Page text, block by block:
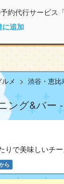
約代行サービス
追加
メ 渋谷・恵比
ング&バー
りで美味しいチ
ら